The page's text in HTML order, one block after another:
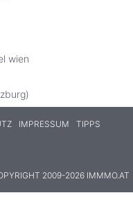
wien
IMPRESSUM
TIPPS
2009-2026 IMMMO.AT